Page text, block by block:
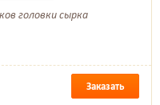
головки сырка
Заказать